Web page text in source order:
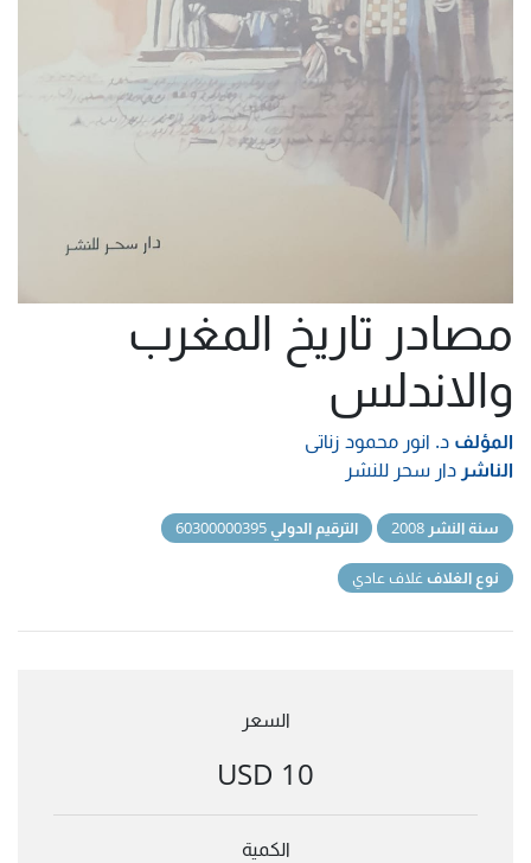
مصادر تاريخ المغرب
والاندلس
المؤلف د. انور محمود زناتى
الناشر دار سحر للنشر
سنة النشر الترقيم الدولي
نوع الغلاف غلاف عادي
السعر
10 USD
الكمية